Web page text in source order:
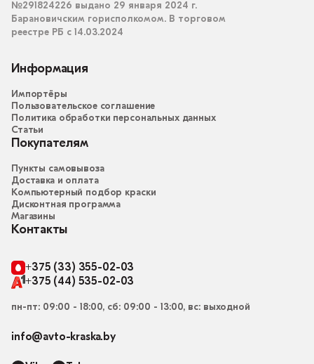
№291824226 выдано 29 января 2024 г.
Барановичским горисполкомом. В торговом
реестре РБ с 14.03.2024
Информация
Импортёры
Пользовательское соглашение
Политика обработки персональных данных
Статьи
Покупателям
Пункты самовывоза
Доставка и оплата
Компьютерный подбор краски
Дисконтная программа
Магазины
Контакты
+375 (33) 355-02-03
+375 (44) 535-02-03
пн-пт: 09:00 - 18:00, сб: 09:00 - 13:00, вс: выходной
info@avto-kraska.by